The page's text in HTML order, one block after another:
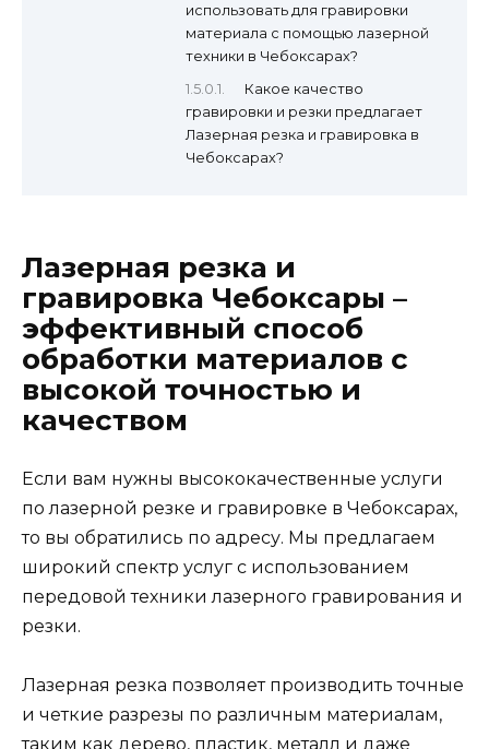
использовать для гравировки
материала с помощью лазерной
техники в Чебоксарах?
Какое качество
гравировки и резки предлагает
Лазерная резка и гравировка в
Чебоксарах?
Лазерная резка и
гравировка Чебоксары –
эффективный способ
обработки материалов с
высокой точностью и
качеством
Если вам нужны высококачественные услуги
по лазерной резке и гравировке в Чебоксарах,
то вы обратились по адресу. Мы предлагаем
широкий спектр услуг с использованием
передовой техники лазерного гравирования и
резки.
Лазерная резка позволяет производить точные
и четкие разрезы по различным материалам,
таким как дерево, пластик, металл и даже